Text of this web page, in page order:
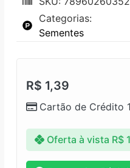
Categorias:
Sementes
R$ 1,39
Cartão de Crédito
Oferta à vista R$